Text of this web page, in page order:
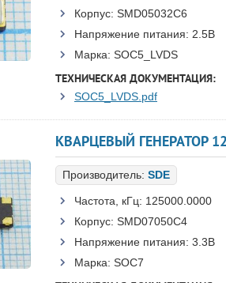
Корпус: SMD05032C6
Напряжение питания: 2.5В
Марка: SOC5_LVDS
ТЕХНИЧЕСКАЯ ДОКУМЕНТАЦИЯ:
SOC5_LVDS.pdf
КВАРЦЕВЫЙ ГЕНЕРАТОР
Производитель: SDE
Частота, кГц: 125000.0000
Корпус: SMD07050C4
Напряжение питания: 3.3В
Марка: SOC7